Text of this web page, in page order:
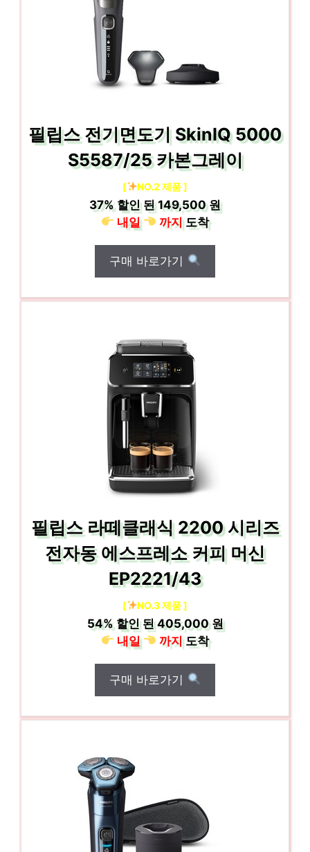
필립스 전기면도기 SkinIQ 5000
S5587/25 카본그레이
[ NO.2 제품 ]
37% 할인 된149,500 원
내일
까지도착
구매 바로가기
필립스 라떼클래식 2200 시리즈
전자동 에스프레소 커피 머신
EP2221/43
[ NO.3 제품 ]
54%할인 된405,000 원
내일
까지도착
구매 바로가기